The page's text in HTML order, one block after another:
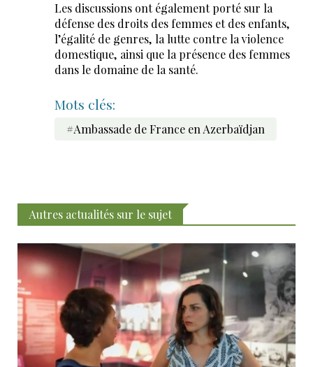
Les discussions ont également porté sur la
défense des droits des femmes et des enfants,
l’égalité de genres, la lutte contre la violence
domestique, ainsi que la présence des femmes
dans le domaine de la santé.
Mots clés:
#Ambassade de France en Azerbaïdjan
Autres actualités sur le sujet